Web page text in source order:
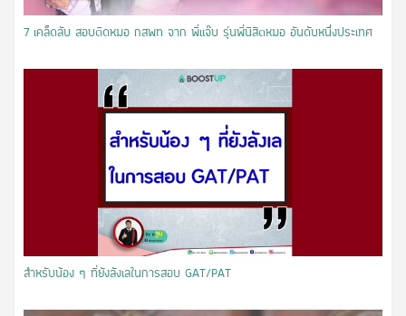
7 เคล็ดลับ สอบติดหมอ กสพท จาก พี่เเจ๊บ รุ่นพี่นิสิตหมอ อันดับหนึ่งประเทศ
สำหรับน้อง ๆ ที่ยังลังเลในการสอบ GAT/PAT